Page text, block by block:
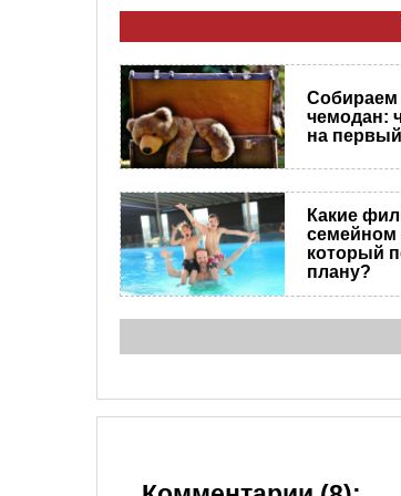
Собираем
чемодан:
на
Какие
семейном
который
плану?